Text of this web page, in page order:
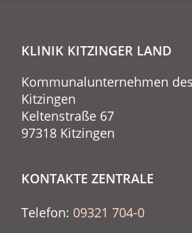
KLINIK KITZINGER LAND
Kommunalunternehmen
Kitzingen
Keltenstraße 67
97318 Kitzingen
KONTAKTE ZENTRALE
Telefon: 09321 704-0